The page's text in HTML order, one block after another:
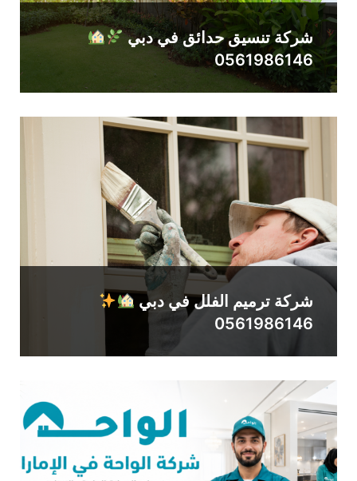
شركة تنسيق حدائق في دبي
0561986146
شركة ترميم الفلل في دبي
0561986146